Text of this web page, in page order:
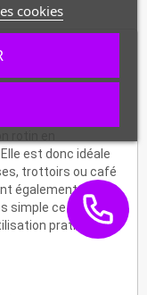
PE -
en acier et le
est donc idéale
trottoirs ou café
également pour
simple ce qui rend
pratique.
cookies